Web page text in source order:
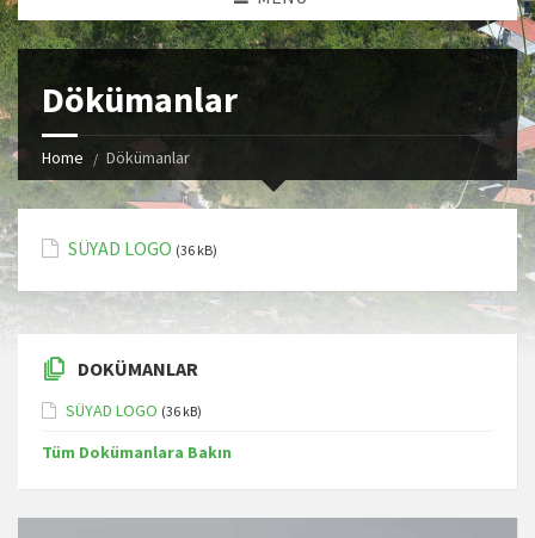
Dökümanlar
Home Dökümanlar
SÜYAD LOGO (36 kB)
DOKÜMANLAR
SÜYAD LOGO (36 kB)
Tüm Dokümanlara Bakın